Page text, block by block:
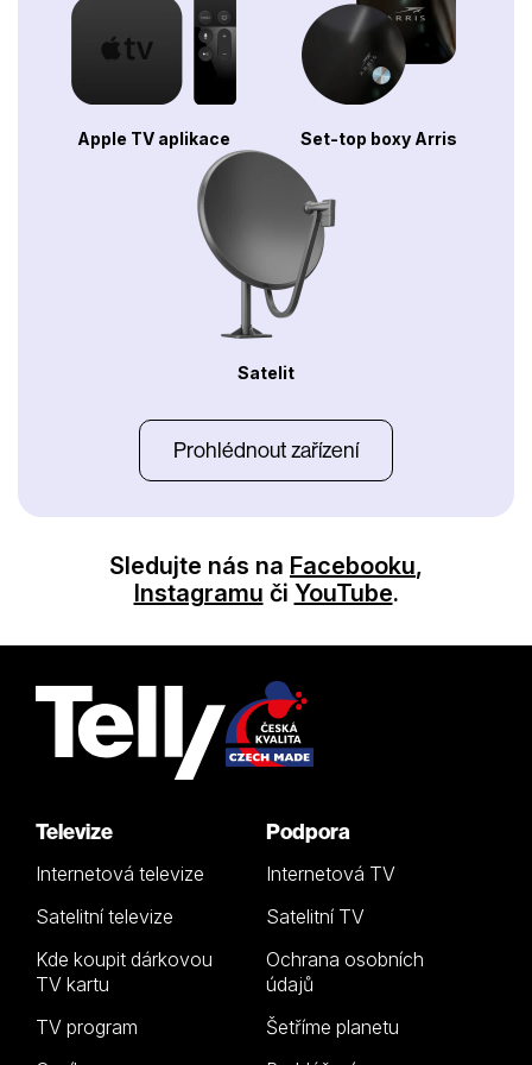
Apple TV aplikace Set-top boxy Arris
Satelit
Prohlédnout zařízení
Sledujte nás na Facebooku,
Instagramu či YouTube.
Televize
Internetová televize
Satelitní televize
Kde koupit dárkovou
TV kartu
TV program
Podpora
Internetová TV
Satelitní TV
Ochrana osobních
údajů
Šetříme planetu